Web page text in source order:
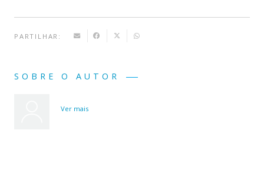
PARTILHAR:
SOBRE O AUTOR
Ver mais